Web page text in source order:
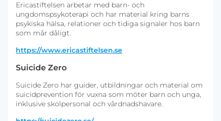
Ericastiftelsen arbetar med barn- och
ungdomspsykoterapi och har material kring barns
psykiska hälsa, relationer och tidiga signaler hos barn
som mår dåligt.
https://www.ericastiftelsen.se
Suicide Zero
Suicide Zero har guider, utbildningar och material om
suicidprevention för vuxna som möter barn och unga,
inklusive skolpersonal och vårdnadshavare.